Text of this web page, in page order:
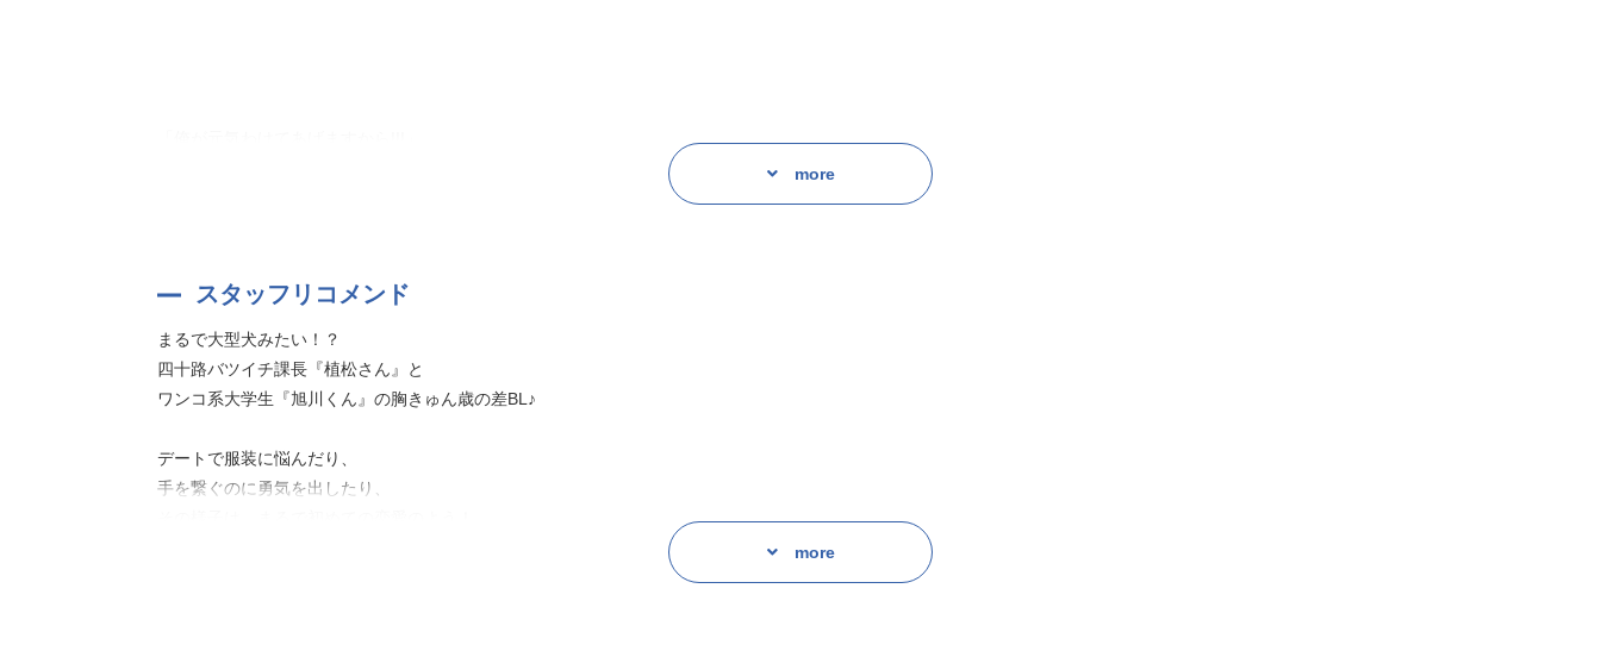
親しくなったある日、突然旭川からデートのお誘いをされて…!!!
アニメイト特典CD「男やもめは若葉と共に」
二人きりでのお酒の席をリベンジしようとした旭川だったが…
そのせいで脳内でエロいことを考えてしまって…
more
スタッフリコメンド
まるで大型犬みたい！？
四十路バツイチ課長『植松さん』と
ワンコ系大学生『旭川くん』の胸きゅん歳の差BL♪
デートで服装に悩んだり、
手を繋ぐのに勇気を出したり、
more